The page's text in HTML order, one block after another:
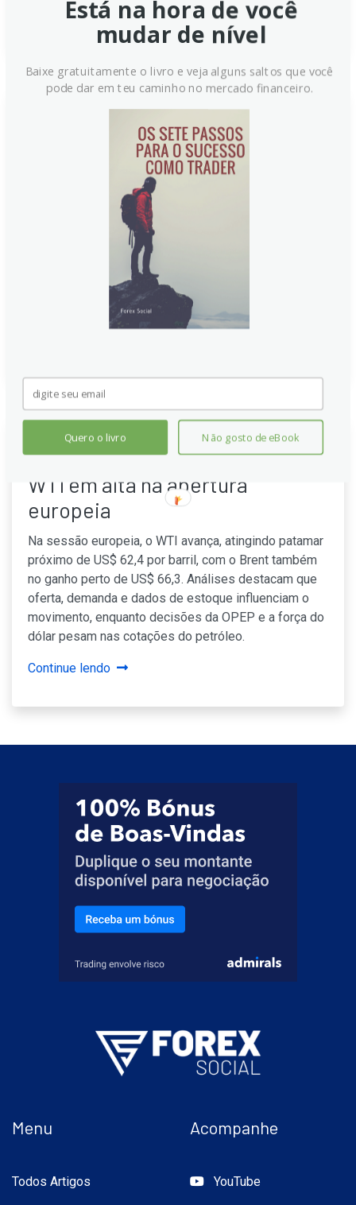
Continue lendo
Preço do Petróleo WTI hoje:
recuo na abertura da sessão
O preço do WTI recua nesta manhã, abrindo a sessão
europeia mais fraca. O petróleo bruto americano fica
perto de 65 dólares por barril, enquanto o Brent
também cai, sinalizando pressões de oferta e
demanda globais. Dados de estoques, força do dólar
e decisões da OPEP moldam o movimento hoje.
Preço do petróleo bruto hoje:
WTI em alta na abertura
europeia
Na sessão europeia, o WTI avança, atingindo patamar
próximo de US$ 62,4 por barril, com o Brent também
no ganho perto de US$ 66,3. Análises destacam que
oferta, demanda e dados de estoque influenciam o
movimento, enquanto decisões da OPEP e a força do
dólar pesam nas cotações do petróleo.
Continue lendo
Menu
Todos Artigos
Acompanhe
YouTube
Está na hora de você
mudar de nível
Baixe gratuitamente o livro e veja alguns saltos que você
pode dar em teu caminho no mercado financeiro.
Quero o livro Não gosto de eBook